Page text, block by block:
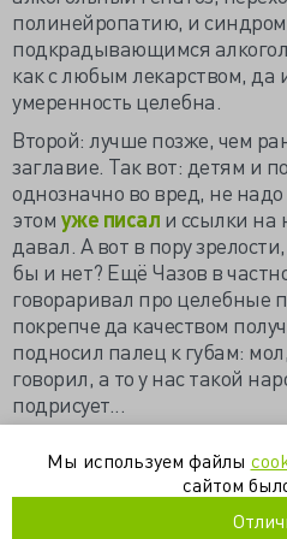
полинейропатию, и синдром
подкрадывающимся
как с любым лекарством, да
умеренность целебна.
Второй: лучше позже, чем
заглавие. Так вот: детям и
однозначно во вред, не
этом уже писал и ссылки на
давал. А вот в пору
бы и нет? Ещё Чазов в
говораривал про целебные
покрепче да качеством
подносил палец к губам:
говорил, а то у нас такой
подрисует...
наркология
Мы используем файлы
сайтом